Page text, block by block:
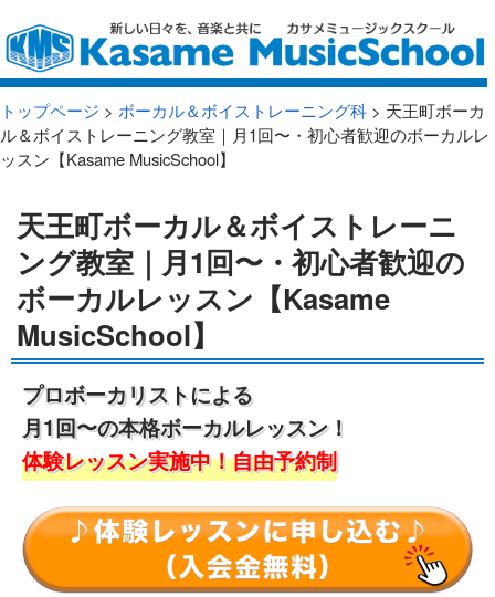
トップページ > ボーカル＆ボイストレーニング科 > 天王町ボーカ
ル＆ボイストレーニング教室｜月1回〜・初心者歓迎のボーカルレ
ッスン【Kasame MusicSchool】
天王町ボーカル＆ボイストレーニ
ング教室｜月1回〜・初心者歓迎の
ボーカルレッスン【Kasame
MusicSchool】
プロボーカリストによる
月1回〜の本格ボーカルレッスン！
体験レッスン実施中！自由予約制